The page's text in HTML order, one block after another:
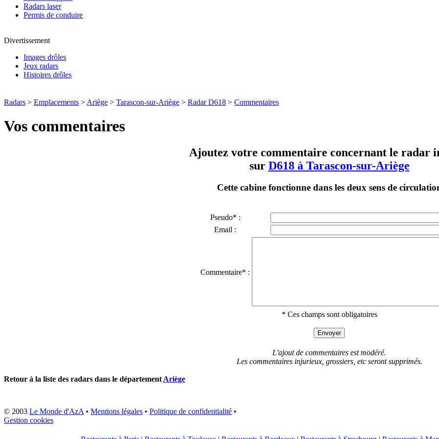
Radars laser
Permis de conduire
Divertissement
Images drôles
Jeux radars
Histoires drôles
Radars > Emplacements > Ariège > Tarascon-sur-Ariège > Radar D618 > Commentaires
Vos commentaires
Ajoutez votre commentaire concernant le radar
sur D618 à Tarascon-sur-Ariège
Cette cabine fonctionne dans les deux sens de
Pseudo* :
Email :
Commentaire* :
* Ces champs sont obligatoires
L'ajout de commentaires est modéré.
Les commentaires injurieux, grossiers, etc seront supprimés.
Retour à la liste des radars dans le département Ariège
© 2003 Le Monde d'AzA • Mentions légales • Politique de confidentialité •
Gestion cookies